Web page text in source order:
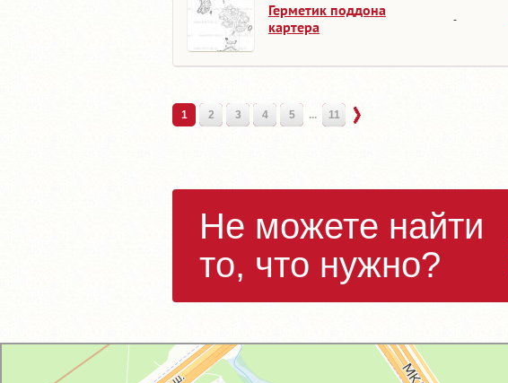
Герметик поддона
картера
-
1 2 3 4 5 ... 11
Не можете найти
то, что нужно?
GM-City&VAG-Repair
Автосервис, автотехцентр в Москве
Магазин автозапчастей и автотоваров в Москве